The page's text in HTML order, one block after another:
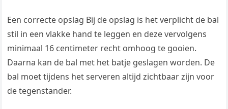
Een correcte opslag Bij de opslag is het verplicht de bal
stil in een vlakke hand te leggen en deze vervolgens
minimaal 16 centimeter recht omhoog te gooien.
Daarna kan de bal met het batje geslagen worden. De
bal moet tijdens het serveren altijd zichtbaar zijn voor
de tegenstander.